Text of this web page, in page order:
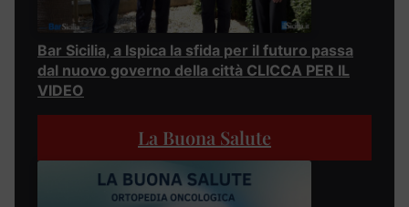
Bar Sicilia, a Ispica la sfida per il futuro passa
dal nuovo governo della città CLICCA PER IL
VIDEO
La Buona Salute